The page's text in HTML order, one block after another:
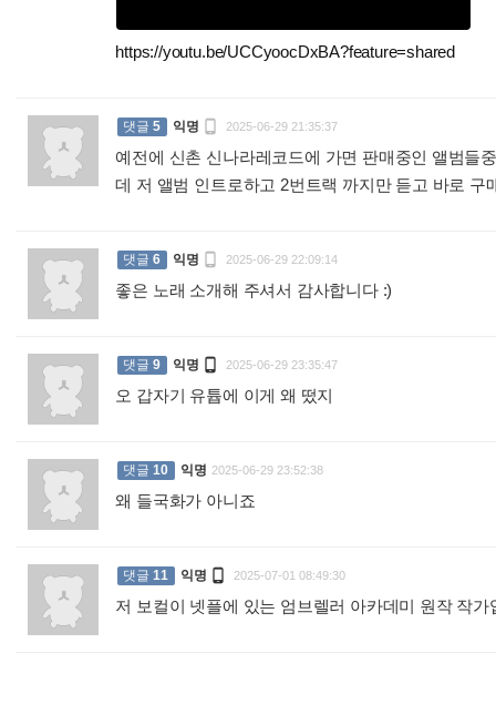
https://youtu.be/UCCyoocDxBA?feature=shared
댓글 5 익명  2025-06-29 21:35:37
예전에 신촌 신나라레코드에 가면 판매중인 앨범들
데 저 앨범 인트로하고 2번트랙 까지만 듣고 바로
댓글 6 익명  2025-06-29 22:09:14
좋은 노래 소개해 주셔서 감사합니다 :)
댓글 9 익명  2025-06-29 23:35:47
오 갑자기 유튭에 이게 왜 떴지
댓글 10 익명 2025-06-29 23:52:38
왜 들국화가 아니죠
댓글 11 익명  2025-07-01 08:49:30
저 보컬이 넷플에 있는 엄브렐러 아카데미 원작 작